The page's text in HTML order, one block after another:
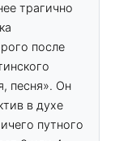
трагично
после
песня». Он
в духе
путного